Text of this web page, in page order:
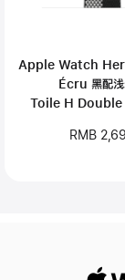
Apple Watch
Écru 黑配浅
Toile H Double
RMB